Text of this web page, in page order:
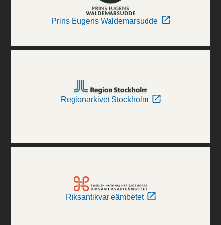
Prins Eugens Waldemarsudde
Regionarkivet Stockholm
Riksantikvarieämbetet